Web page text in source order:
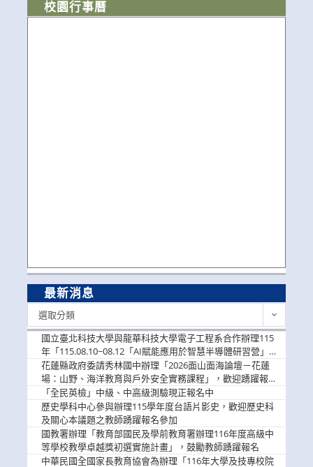
校園行事曆
最新消息
選取分類
國立臺北科技大學與龍華科技大學電子工程系合作辦理115
年「115.08.10~08.12「AI賦能應用於智慧半導體研習營」，
歡迎學生踴躍報名參加
花蓮縣政府委請秀林國中辦理「2026面山面海論壇－花蓮
場：山野、海洋教育與戶外安全實務課程」，歡迎踴躍報名
參加
「全民英檢」中級、中高級測驗現正報名中
歷史學科中心參與辦理115學年度台語片影史，歡迎歷史科
及關心本議題之教師踴躍報名參加
國教署辦理「教育部國民及學前教育署辦理116年度高級中
等學校教學卓越獎初選實施計畫」，鼓勵教師踴躍報名
中華民國全國家長教育協會為辦理「116年大學及技專校院